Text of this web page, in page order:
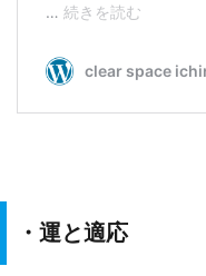
・運と適応